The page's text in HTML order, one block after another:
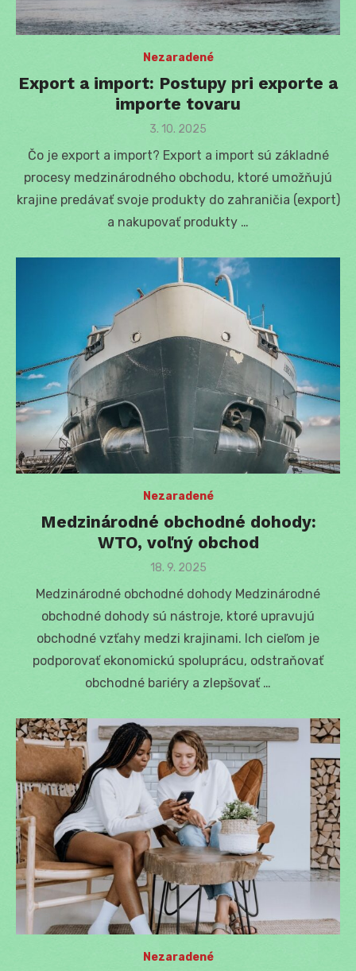
Nezaradené
Export a import: Postupy pri exporte a
importe tovaru
Posted
3. 10. 2025
Čo je export a import? Export a import sú základné
procesy medzinárodného obchodu, ktoré umožňujú
krajine predávať svoje produkty do zahraničia (export)
a nakupovať produkty …
Nezaradené
Medzinárodné obchodné dohody:
WTO, voľný obchod
Posted
18. 9. 2025
Medzinárodné obchodné dohody Medzinárodné
obchodné dohody sú nástroje, ktoré upravujú
obchodné vzťahy medzi krajinami. Ich cieľom je
podporovať ekonomickú spoluprácu, odstraňovať
obchodné bariéry a zlepšovať …
Nezaradené